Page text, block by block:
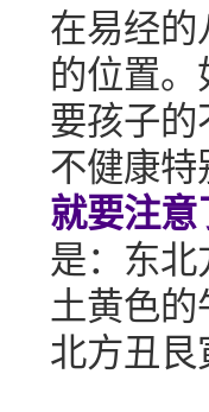
在易经
的位置
要孩子
不健康特
就要注意
是：东
土黄色
北方丑艮